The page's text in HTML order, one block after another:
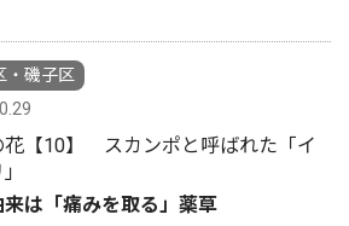
・磯子区
花【10】 スカンポと呼ばれた「イ
来は「痛みを取る」薬草